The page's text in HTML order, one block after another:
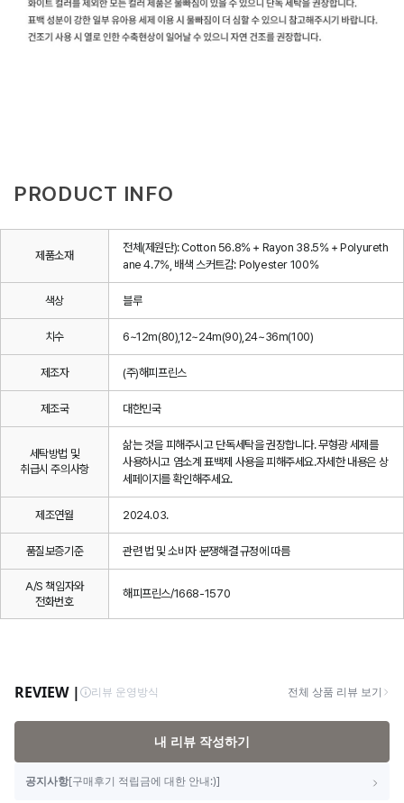
PRODUCT INFO
제품소재
전체(제원단): Cotton 56.8% + Rayon 38.5% + Polyureth
ane 4.7%, 배색 스커트감: Polyester 100%
색상 블루
치수 6~12m(80),12~24m(90),24~36m(100)
제조자 (주)해피프린스
제조국 대한민국
세탁방법 및
취급시 주의사항
삶는 것을 피해주시고 단독세탁을 권장합니다. 무형광 세제를
사용하시고 염소계 표백제 사용을 피해주세요.자세한 내용은 상
세페이지를 확인해주세요.
제조연월 2024.03.
품질보증기준 관련 법 및 소비자 분쟁해결 규정에 따름
A/S 책임자와
전화번호
해피프린스/1668-1570